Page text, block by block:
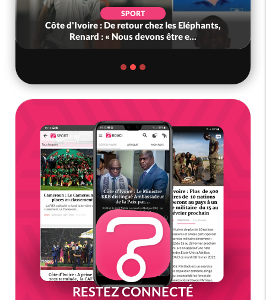
SPORT
Côte d'Ivoire : De retour chez les Eléphants,
Renard : « Nous devons être e...
RESTEZ CONNECTÉ